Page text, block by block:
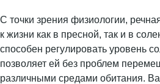
С точки зрения физиологии,
к жизни как в пресной, так и в
способен регулировать уровень
позволяет ей без проблем
различными средами обитания.